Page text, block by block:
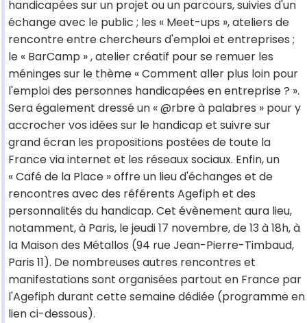
handicapées sur un projet ou un parcours, suivies d'un
échange avec le public ; les « Meet-ups », ateliers de
rencontre entre chercheurs d'emploi et entreprises ;
le « BarCamp » , atelier créatif pour se remuer les
méninges sur le thème « Comment aller plus loin pour
l'emploi des personnes handicapées en entreprise ? ».
Sera également dressé un « @rbre à palabres » pour y
accrocher vos idées sur le handicap et suivre sur
grand écran les propositions postées de toute la
France via internet et les réseaux sociaux. Enfin, un
« Café de la Place » offre un lieu d'échanges et de
rencontres avec des référents Agefiph et des
personnalités du handicap. Cet évènement aura lieu,
notamment, à Paris, le jeudi 17 novembre, de 13 à 18h, à
la Maison des Métallos (94 rue Jean-Pierre-Timbaud,
Paris 11). De nombreuses autres rencontres et
manifestations sont organisées partout en France par
l'Agefiph durant cette semaine dédiée (programme en
lien ci-dessous).